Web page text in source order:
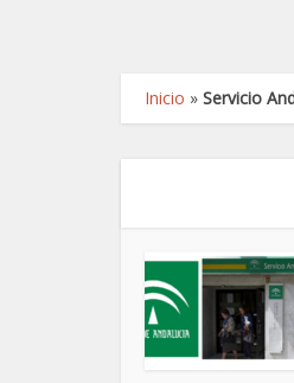
Inicio » Servicio